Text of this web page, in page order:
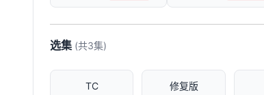
选集 (共3集)
TC 修复版